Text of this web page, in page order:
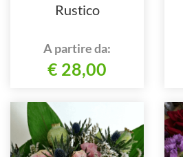
Rustico
A partire da:
€ 28,00